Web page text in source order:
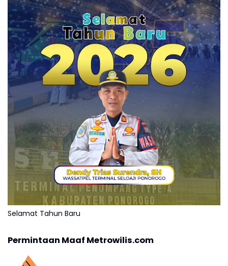
Selamat Tahun Baru
Permintaan Maaf Metrowilis.com